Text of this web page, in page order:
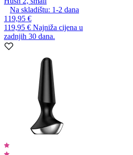
Na skladištu: 1-2 dana
119,95 €
119,95 € Najniža cijena u
zadnjih 30 dana.